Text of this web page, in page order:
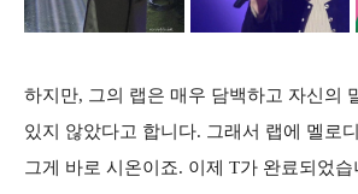
하지만, 그의 랩은 매우 담백하고 자신의
있지 않았다고 합니다. 그래서 랩에 멜로
그게 바로 시온이죠. 이제 T가 완료되었습